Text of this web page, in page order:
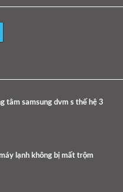
tâm samsung dvm s thế hệ 3
lạnh không bị mất trộm